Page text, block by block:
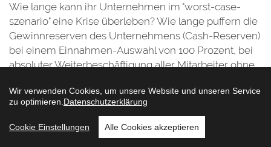
Wie lange kann ihr Unternehmen im "worst-case-
szenario" eine Krise überleben? Wie lange puffern die
Gewinnreserven des Unternehmens (Cash-Reserven)
bei einem Einnahmen-Auswahl von 100 Prozent, bei
absoluter Weiterbeschäftigung aller Mitarbeiter ohne
bei Bedienung aller Verbindlichkeiten und ohne
Reduzierung der Kostenstellen im Unternehmen, die
für das Tagesgeschäft notwendig sind? Sollten die
Reserven zwei bis drei Monate überbrücken können,
Wir verwenden Cookies, um unsere Website und unseren Service
zu optimieren. Datenschutzerklärung
Cookie Einstellungen Alle Cookies akzeptieren